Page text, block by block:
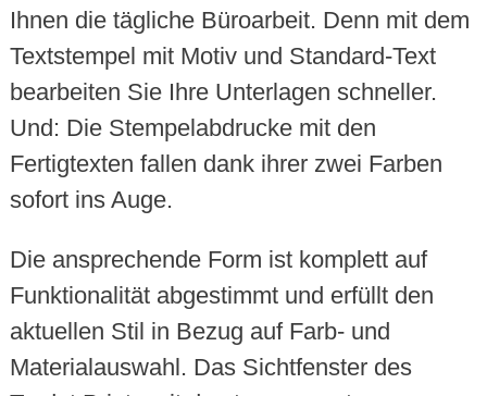
Ihnen die tägliche Büroarbeit. Denn mit dem
Textstempel mit Motiv und Standard-Text
bearbeiten Sie Ihre Unterlagen schneller.
Und: Die Stempelabdrucke mit den
Fertigtexten fallen dank ihrer zwei Farben
sofort ins Auge.
Die ansprechende Form ist komplett auf
Funktionalität abgestimmt und erfüllt den
aktuellen Stil in Bezug auf Farb- und
Materialauswahl. Das Sichtfenster des